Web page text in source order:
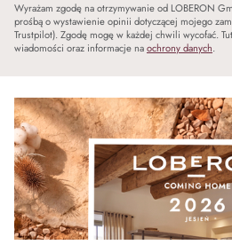
Wyrażam zgodę na otrzymywanie od LOBERON
prośbą o wystawienie opinii dotyczącej mojego
Trustpilot). Zgodę mogę w każdej chwili wycofać.
wiadomości oraz informacje naochrony danych.